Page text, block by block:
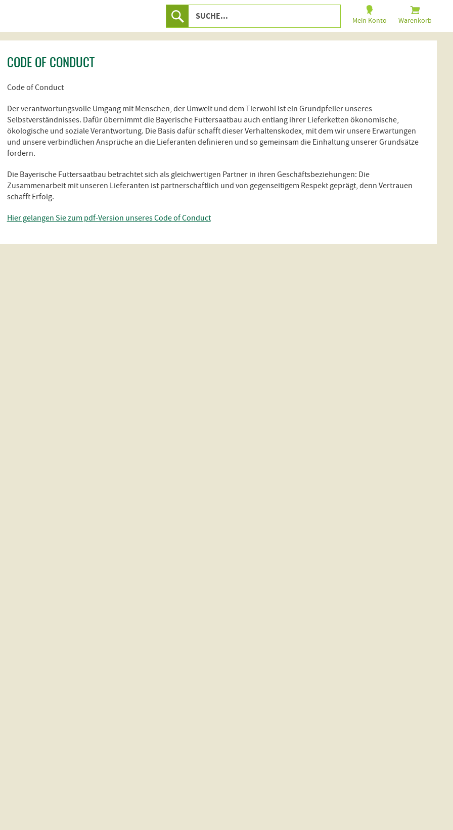
Mein Konto Warenkorb
CODE OF CONDUCT
Code of Conduct
Der verantwortungsvolle Umgang mit Menschen, der Umwelt und dem Tierwohl ist ein Grundpfeiler unseres
Selbstverständnisses. Dafür übernimmt die Bayerische Futtersaatbau auch entlang ihrer Lieferketten ökonomische,
ökologische und soziale Verantwortung. Die Basis dafür schafft dieser Verhaltenskodex, mit dem wir unsere Erwartungen
und unsere verbindlichen Ansprüche an die Lieferanten definieren und so gemeinsam die Einhaltung unserer Grundsätze
fördern.
Die Bayerische Futtersaatbau betrachtet sich als gleichwertigen Partner in ihren Geschäftsbeziehungen: Die
Zusammenarbeit mit unseren Lieferanten ist partnerschaftlich und von gegenseitigem Respekt geprägt, denn Vertrauen
schafft Erfolg.
Hier gelangen Sie zum pdf-Version unseres Code of Conduct